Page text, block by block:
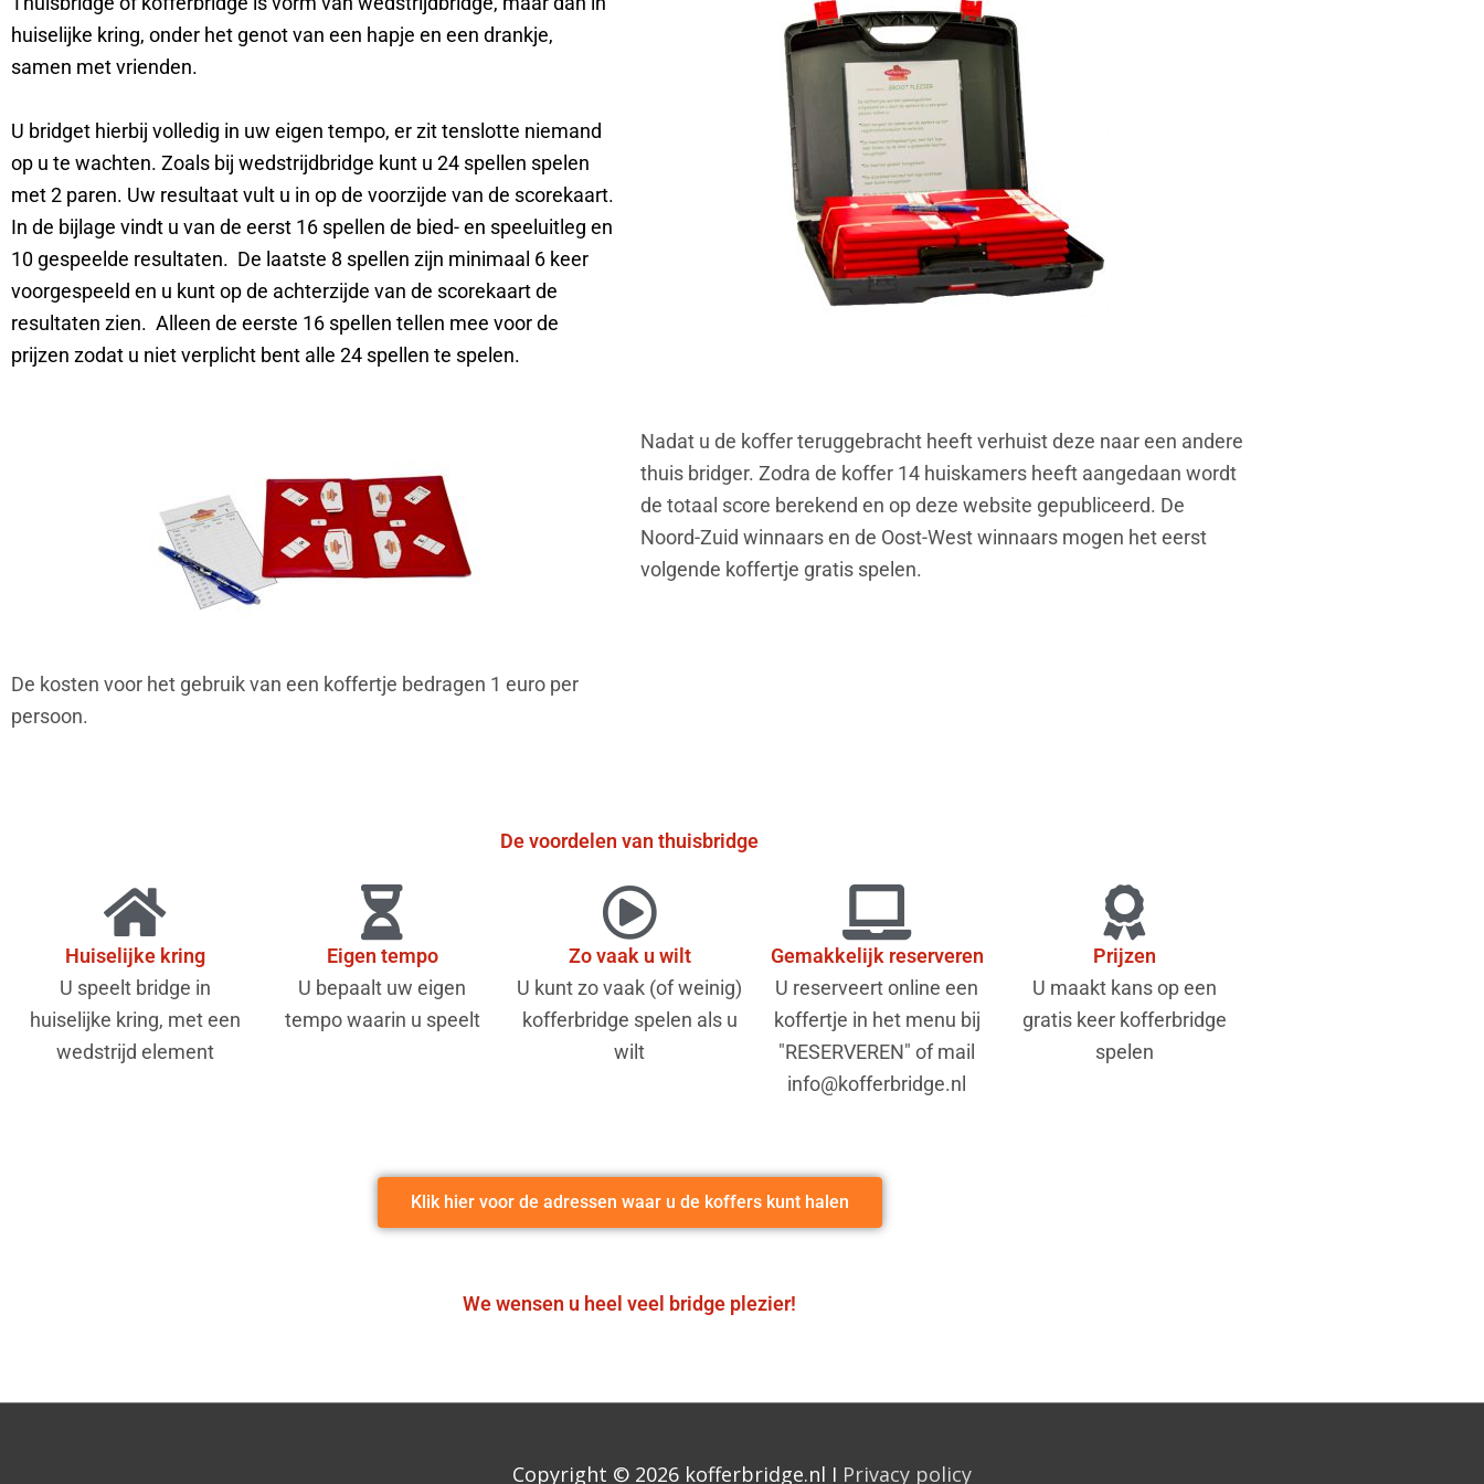
huiselijke kring, onder het genot van een hapje en een drankje,
samen met vrienden.
U bridget hierbij volledig in uw eigen tempo, er zit tenslotte niemand
op u te wachten. Zoals bij wedstrijdbridge kunt u 24 spellen spelen
met 2 paren. Uw resultaat vult u in op de voorzijde van de scorekaart.
In de bijlage vindt u van de eerst 16 spellen de bied- en speeluitleg en
10 gespeelde resultaten. De laatste 8 spellen zijn minimaal 6 keer
voorgespeeld en u kunt op de achterzijde van de scorekaart de
resultaten zien. Alleen de eerste 16 spellen tellen mee voor de
prijzen zodat u niet verplicht bent alle 24 spellen te spelen.
Nadat u de koffer teruggebracht heeft verhuist deze naar een andere
thuis bridger. Zodra de koffer 14 huiskamers heeft aangedaan wordt
de totaal score berekend en op deze website gepubliceerd. De
Noord-Zuid winnaars en de Oost-West winnaars mogen het eerst
volgende koffertje gratis spelen.
De kosten voor het gebruik van een koffertje bedragen 1 euro per
persoon.
De voordelen van thuisbridge
Huiselijke kring
U speelt bridge in
huiselijke kring, met een
wedstrijd element
Eigen tempo
U bepaalt uw eigen
tempo waarin u speelt
Zo vaak u wilt
U kunt zo vaak (of weinig)
kofferbridge spelen als u
wilt
Gemakkelijk reserveren
U reserveert online een
koffertje in het menu bij
"RESERVEREN" of mail
info@kofferbridge.nl
Prijzen
U maakt kans op een
gratis keer kofferbridge
spelen
Klik hier voor de adressen waar u de koffers kunt halen
We wensen u heel veel bridge plezier!
Copyright © 2026 kofferbridge.nl I Privacy policy